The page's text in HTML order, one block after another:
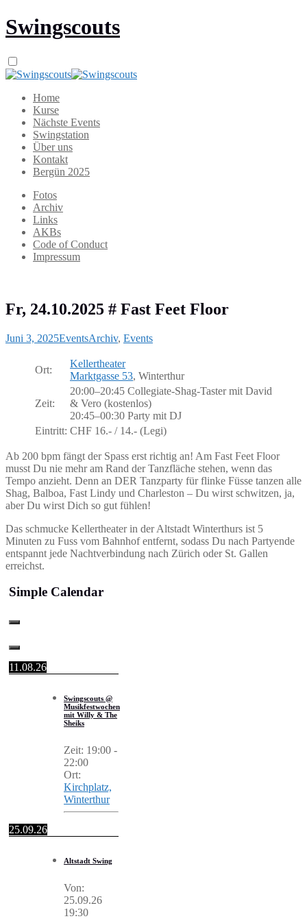
Swingscouts
Home
Kurse
Nächste Events
Swingstation
Über uns
Kontakt
Bergün 2025
Fotos
Archiv
Links
AKBs
Code of Conduct
Impressum
Fr, 24.10.2025 # Fast Feet Floor
Juni 3, 2025EventsArchiv, Events
Ort:
Kellertheater
Marktgasse 53, Winterthur
Zeit:
20:00–20:45 Collegiate-Shag-Taster mit David
& Vero (kostenlos)
20:45–00:30 Party mit DJ
Eintritt: CHF 16.- / 14.- (Legi)
Ab 200 bpm fängt der Spass erst richtig an! Am Fast Feet Floor
musst Du nie mehr am Rand der Tanzfläche stehen, wenn das
Tempo anzieht. Denn an DER Tanzparty für flinke Füsse tanzen alle
Shag, Balboa, Fast Lindy und Charleston – Du wirst schwitzen, ja,
aber Du wirst Dich so gut fühlen!
Das schmucke Kellertheater in der Altstadt Winterthurs ist 5
Minuten zu Fuss vom Bahnhof entfernt, sodass Du nach Partyende
entspannt jede Nachtverbindung nach Zürich oder St. Gallen
erreichst.
Simple Calendar
11.08.26
Swingscouts @
Musikfestwochen
mit Willy & The
Sheiks
Zeit: 19:00 -
22:00
Ort:
Kirchplatz,
Winterthur
25.09.26
Altstadt Swing
Von:
25.09.26
19:30